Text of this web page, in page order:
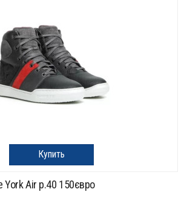
Купить
York Air p.40 150євро